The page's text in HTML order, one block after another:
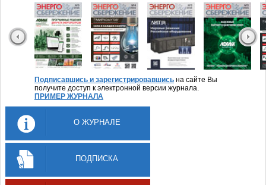
Подписавшись и зарегистрировавшись на сайте Вы
получите доступ к электронной версии журнала.
ПРИМЕР ЖУРНАЛА
О ЖУРНАЛЕ
ПОДПИСКА